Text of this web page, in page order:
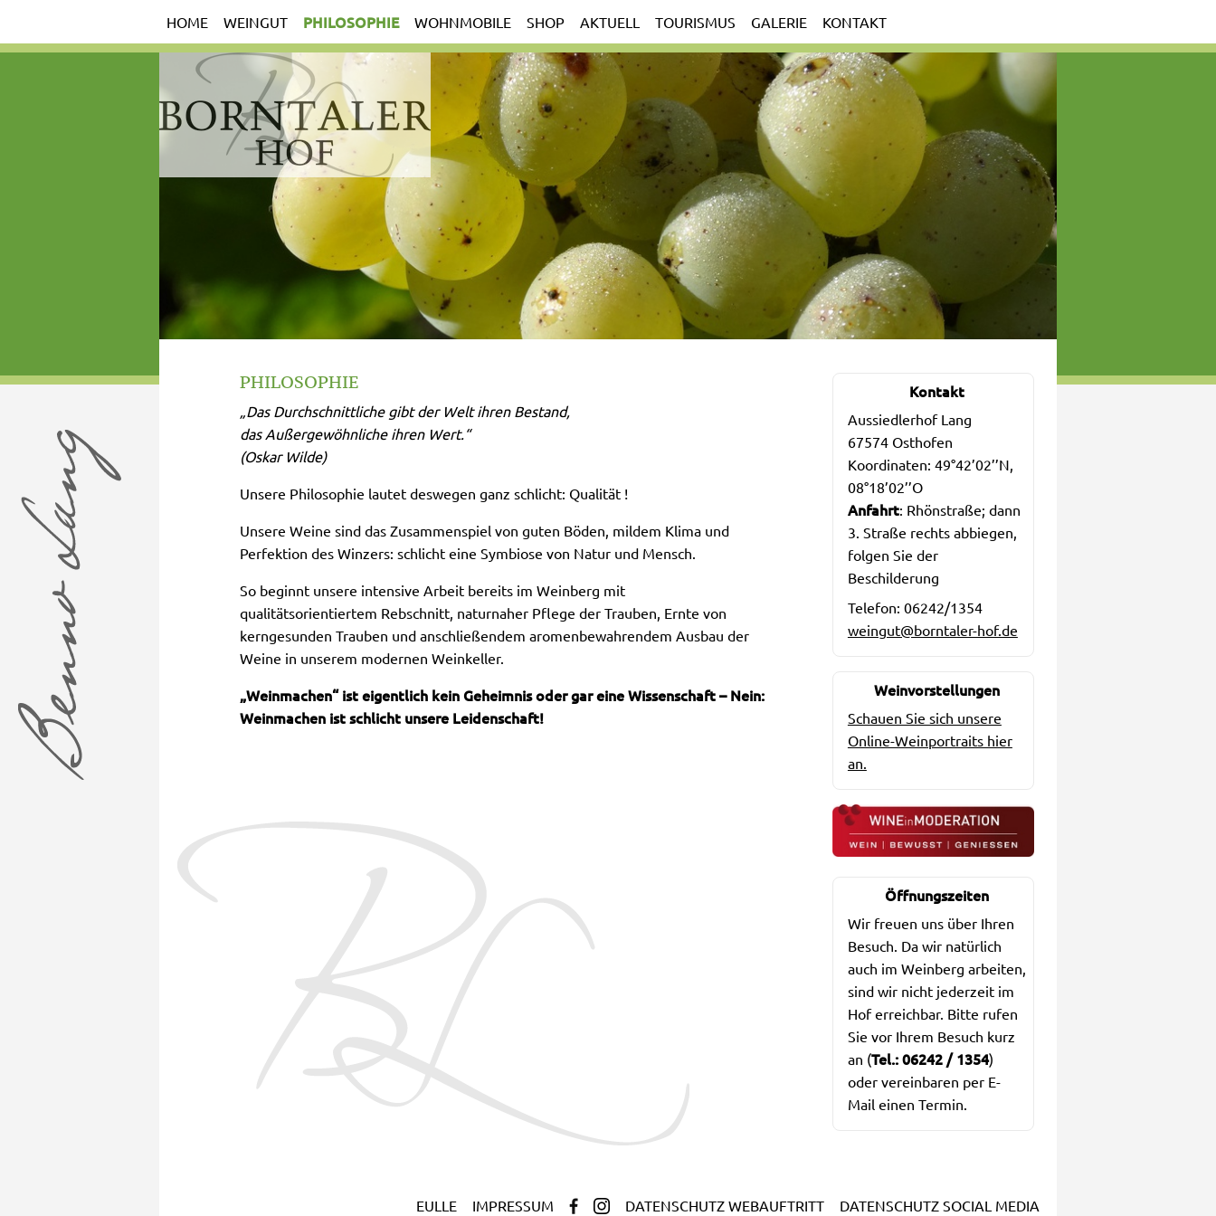
HOME WEINGUT PHILOSOPHIE WOHNMOBILE SHOP AKTUELL TOURISMUS GALERIE KONTAKT
Kontakt
Aussiedlerhof Lang
67574 Osthofen
Koordinaten: 49°42’02’’N,
08°18’02’’O
Anfahrt: Rhönstraße; dann
3. Straße rechts abbiegen,
folgen Sie der
Beschilderung
Telefon: 06242/1354
weingut@borntaler-hof.de
Weinvorstellungen
Schauen Sie sich unsere
Online-Weinportraits hier
an.
Öffnungszeiten
Wir freuen uns über Ihren
Besuch. Da wir natürlich
auch im Weinberg arbeiten,
sind wir nicht jederzeit im
Hof erreichbar. Bitte rufen
Sie vor Ihrem Besuch kurz
an (Tel.: 06242 / 1354)
oder vereinbaren per E-
Mail einen Termin.
PHILOSOPHIE
„Das Durchschnittliche gibt der Welt ihren Bestand,
das Außergewöhnliche ihren Wert.“
(Oskar Wilde)
Unsere Philosophie lautet deswegen ganz schlicht: Qualität !
Unsere Weine sind das Zusammenspiel von guten Böden, mildem Klima und
Perfektion des Winzers: schlicht eine Symbiose von Natur und Mensch.
So beginnt unsere intensive Arbeit bereits im Weinberg mit
qualitätsorientiertem Rebschnitt, naturnaher Pflege der Trauben, Ernte von
kerngesunden Trauben und anschließendem aromenbewahrendem Ausbau der
Weine in unserem modernen Weinkeller.
„Weinmachen“ ist eigentlich kein Geheimnis oder gar eine Wissenschaft – Nein:
Weinmachen ist schlicht unsere Leidenschaft!
EULLE IMPRESSUM DATENSCHUTZ WEBAUFTRITT DATENSCHUTZ SOCIAL MEDIA